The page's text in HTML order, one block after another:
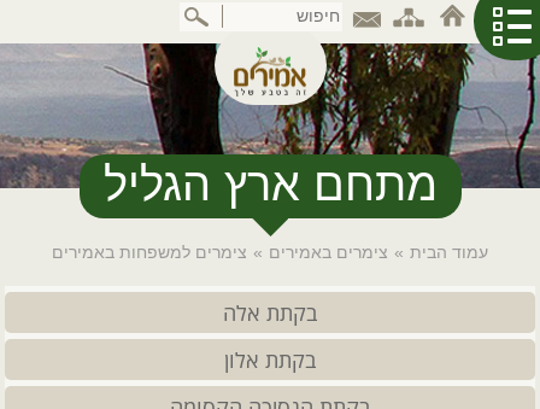
לתוכן
המרכזי
מתחם ארץ הגליל
עמוד הבית » צימרים באמירים » צימרים למשפחות באמירים
בקתת אלה
בקתת אלון